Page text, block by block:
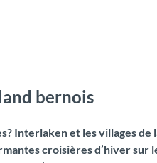
bernois
Interlaken et les villages
croisières d’hiver